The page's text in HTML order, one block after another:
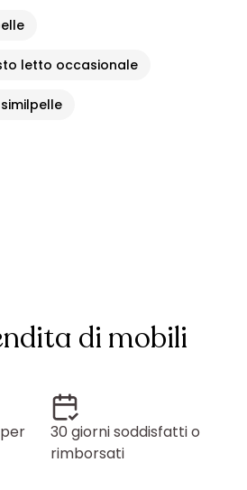
letto occasionale
di mobili
30 giorni soddisfatti o
rimborsati